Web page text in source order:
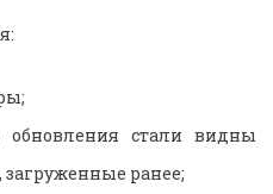
обновления стали видны
ранее;